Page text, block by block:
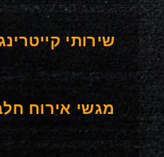
שירותי
מגשי אירוח